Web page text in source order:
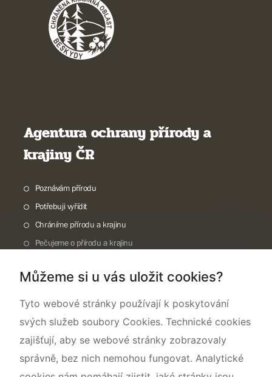
Agentura ochrany přírody a
krajiny ČR
Poznávám přírodu
Potřebuji vyřídit
Chráníme přírodu a krajinu
Pečujeme o přírodu a krajinu
O nás
Můžeme si u vás uložit cookies?
Tyto webové stránky používají k poskytování
svých služeb soubory Cookies. Technické cookies
zajišťují, aby se webové stránky zobrazovaly
správně, bez nich nemohou fungovat. Analytické